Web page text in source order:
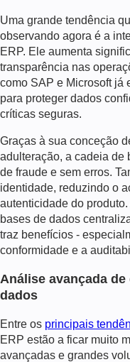
Uma grande tendência
observando agora é a
ERP. Ele aumenta
transparência nas
como SAP e Microsoft já
para proteger dados
críticas seguras.
Graças à sua conceção
adulteração, a cadeia de
de fraude e sem erros.
identidade, reduzindo o
autenticidade do
bases de dados
traz benefícios -
conformidade e a
Análise avançada
dados
Entre os principais
ERP estão a ficar muito
avançadas e grandes